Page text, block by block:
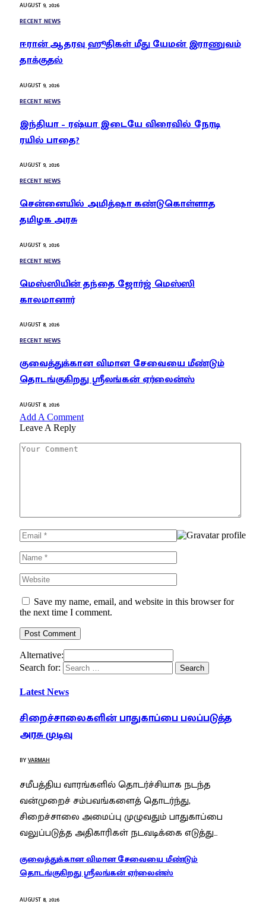
AUGUST 9, 2026
RECENT NEWS
ஈரான் ஆதரவு ஹூதிகள் மீது யேமன் இராணுவம்
தாக்குதல்
AUGUST 9, 2026
RECENT NEWS
இந்தியா – ரஷ்யா இடையே விரைவில் நேரடி
ரயில் பாதை?
AUGUST 9, 2026
RECENT NEWS
சென்னையில் அமித்ஷா கண்டுகொள்ளாத
தமிழக அரசு
AUGUST 9, 2026
RECENT NEWS
மெஸ்ஸியின் தந்தை ஜோர்ஜ் மெஸ்ஸி
காலமானார்
AUGUST 8, 2026
RECENT NEWS
குவைத்துக்கான விமான சேவையை மீண்டும்
தொடங்குகிறது ஸ்ரீலங்கன் ஏர்லைன்ஸ்
AUGUST 8, 2026
Add A Comment
Leave A Reply
Save my name, email, and website in this browser for
the next time I comment.
Alternative:
Search for:
Latest News
சிறைச்சாலைகளின் பாதுகாப்பை பலப்படுத்த
அரசு முடிவு
BYVARMAH
சமீபத்திய வாரங்களில் தொடர்ச்சியாக நடந்த
வன்முறைச் சம்பவங்களைத் தொடர்ந்து,
சிறைச்சாலை அமைப்பு முழுவதும் பாதுகாப்பை
வலுப்படுத்த அதிகாரிகள் நடவடிக்கை எடுத்து…
குவைத்துக்கான விமான சேவையை மீண்டும்
தொடங்குகிறது ஸ்ரீலங்கன் ஏர்லைன்ஸ்
AUGUST 8, 2026